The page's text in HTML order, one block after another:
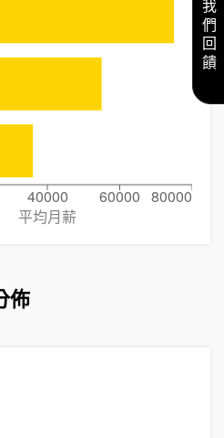
40000 60000 80000
平均月薪
佈
給我們回饋